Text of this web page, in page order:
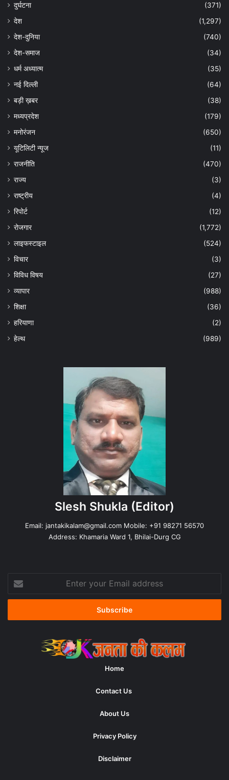
दुर्घटना
(371)
देश
(1,297)
देश-दुनिया
(740)
देश-समाज
(34)
धर्म अध्यात्म
(35)
नई दिल्ली
(64)
बड़ी ख़बर
(38)
मध्यप्रदेश
(179)
मनोरंजन
(650)
यूटिलिटी न्यूज
(11)
राजनीति
(470)
राज्य
(3)
राष्ट्रीय
(4)
रिपोर्ट
(12)
रोजगार
(1,772)
लाइफस्टाइल
(524)
विचार
(3)
विविध विषय
(27)
व्यापार
(988)
शिक्षा
(36)
हरियाणा
(2)
हेल्‍थ
(989)
Slesh Shukla (Editor)
Email: jantakikalam@gmail.com Mobile: +91 98271 56570
Address: Khamaria Ward 1, Bhilai-Durg CG
your
Email
Home
Contact Us
About Us
Privacy Policy
Disclaimer